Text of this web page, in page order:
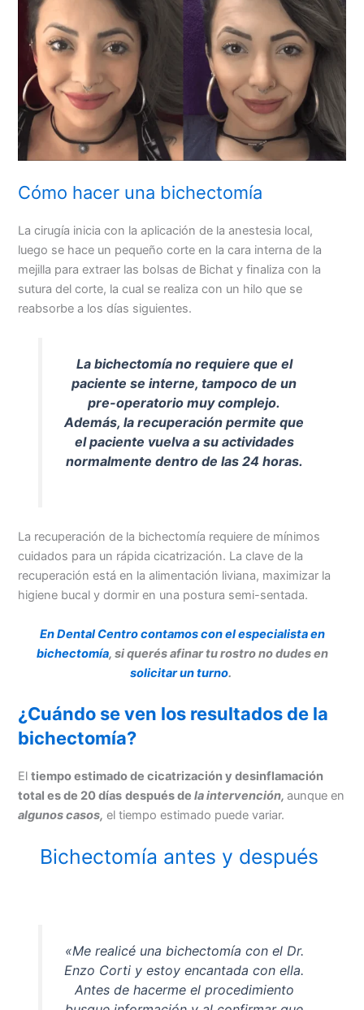
Cómo hacer una bichectomía
La cirugía inicia con la aplicación de la anestesia local,
luego se hace un pequeño corte en la cara interna de la
mejilla para extraer las bolsas de Bichat y finaliza con la
sutura del corte, la cual se realiza con un hilo que se
reabsorbe a los días siguientes.
La bichectomía no requiere que el
paciente se interne, tampoco de un
pre-operatorio muy complejo.
Además, la recuperación permite que
el paciente vuelva a su actividades
normalmente dentro de las 24 horas.
La recuperación de la bichectomía requiere de mínimos
cuidados para un rápida cicatrización. La clave de la
recuperación está en la alimentación liviana, maximizar la
higiene bucal y dormir en una postura semi-sentada.
En Dental Centro contamos con el especialista en
bichectomía, si querés afinar tu rostro no dudes en
solicitar un turno.
¿Cuándo se ven los resultados de la
bichectomía?
Eltiempo estimado de cicatrización y desinflamación
total es de 20 días después de la intervención,aunque en
algunos casos, el tiempo estimado puede variar.
Bichectomía antes y después
«Me realicé una bichectomía con el Dr.
Enzo Corti y estoy encantada con ella.
Antes de hacerme el procedimiento